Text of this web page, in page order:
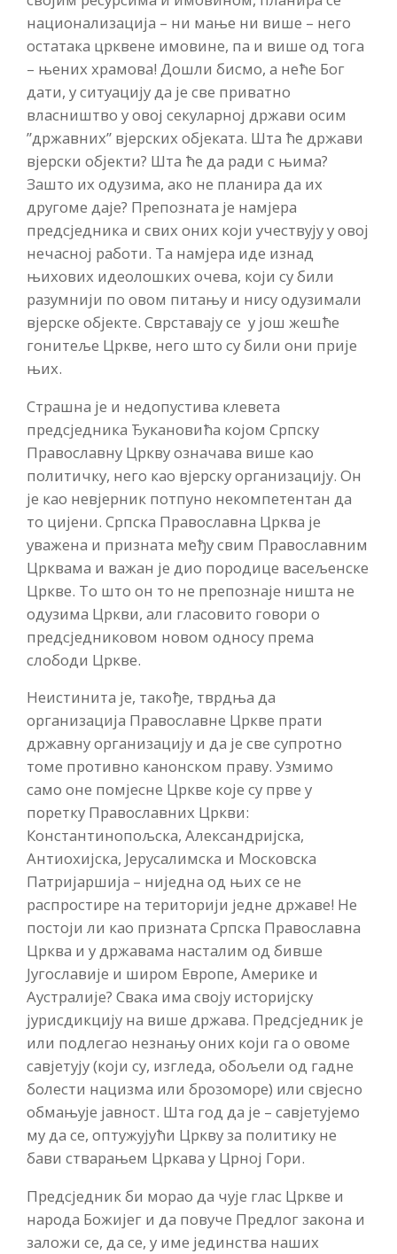
национализација – ни мање ни више – него
остатака црквене имовине, па и више од тога
– њених храмова! Дошли бисмо, а неће Бог
дати, у ситуацију да је све приватно
власништво у овој секуларној држави осим
”државних” вјерских објеката. Шта ће држави
вјерски објекти? Шта ће да ради с њима?
Зашто их одузима, ако не планира да их
другоме даје? Препозната је намјера
предсједника и свих оних који учествују у овој
нечасној работи. Та намјера иде изнад
њихових идеолошких очева, који су били
разумнији по овом питању и нису одузимали
вјерске објекте. Сврставају се у још жешће
гонитеље Цркве, него што су били они прије
њих.
Страшна је и недопустива клевета
предсједника Ђукановића којом Српску
Православну Цркву означава више као
политичку, него као вјерску организацију. Он
је као невјерник потпуно некомпетентан да
то цијени. Српска Православна Црква је
уважена и призната међу свим Православним
Црквама и важан је дио породице васељенске
Цркве. То што он то не препознаје ништа не
одузима Цркви, али гласовито говори о
предсједниковом новом односу према
слободи Цркве.
Неистинита је, такође, тврдња да
организација Православне Цркве прати
државну организацију и да је све супротно
томе противно канонском праву. Узмимо
само оне помјесне Цркве које су прве у
поретку Православних Цркви:
Константинопољска, Александријска,
Антиохијска, Јерусалимска и Московска
Патријаршија – ниједна од њих се не
распростире на територији једне државе! Не
постоји ли као призната Српска Православна
Црква и у државама насталим од бивше
Југославије и широм Европе, Америке и
Аустралије? Свака има своју историјску
јурисдикцију на више држава. Предсједник је
или подлегао незнању оних који га о овоме
савјетују (који су, изгледа, обољели од гадне
болести нацизма или брозоморе) или свјесно
обмањује јавност. Шта год да је – савјетујемо
му да се, оптужујући Цркву за политику не
бави стварањем Цркава у Црној Гори.
Предсједник би морао да чује глас Цркве и
народа Божијег и да повуче Предлог закона и
заложи се, да се, у име јединства наших